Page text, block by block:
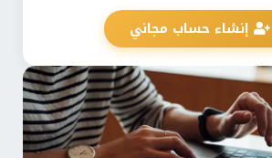
إنشاء حساب مجاني